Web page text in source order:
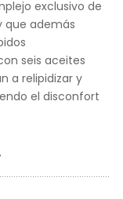
exclusivo de
que además
seis aceites
a relipidizar y
el disconfort